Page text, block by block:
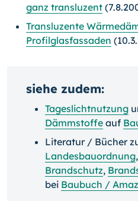
ganz transluzent
Transluzente
Profilglasfassaden
siehe zudem:
Tageslichtnutzung
Dämmstoffe auf
Literatur / Bücher
Landesbauordnung,
Brandschutz,
bei Baubuch /